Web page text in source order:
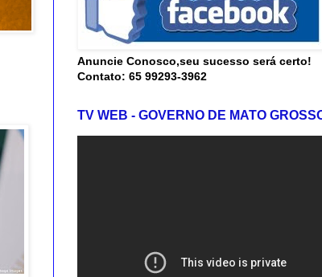
Anuncie Conosco,seu sucesso será certo!
Contato: 65 99293-3962
TV WEB - GOVERNO DE MATO